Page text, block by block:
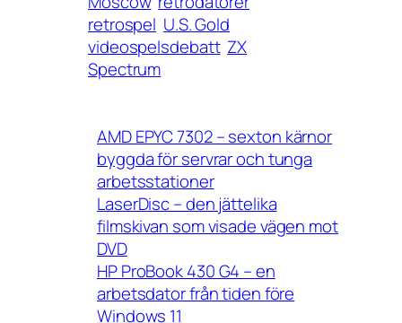
retrospel U.S. Gold
videospelsdebatt ZX
Spectrum
AMD EPYC 7302 – sexton kärnor
byggda för servrar och tunga
arbetsstationer
LaserDisc – den jättelika
filmskivan som visade vägen mot
DVD
HP ProBook 430 G4 – en
arbetsdator från tiden före
Windows 11